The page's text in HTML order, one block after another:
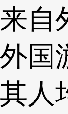
来自
外国
其人